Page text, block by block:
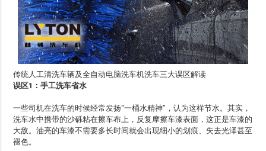
传统人工清洗车辆及全自动电脑洗车机洗车三大误区解读
误区1：手工洗车省水
一些司机在洗车的时候经常发扬“一桶水精神”，认为这样节水。其实，
洗车水中携带的沙砾粘在擦车布上，反复摩擦车漆表面，这正是车漆的
大敌。油亮的车漆不需要多长时间就会出现细小的划痕、失去光泽甚至
褪色。